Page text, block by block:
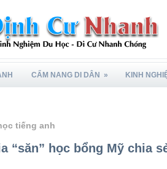
CẨM NANG DI DÂN » KINH
tiếng anh
“săn” học bổng Mỹ chia